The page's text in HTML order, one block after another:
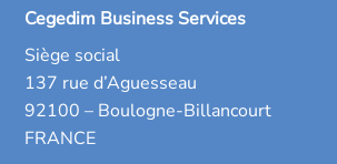
Cegedim Business Services
Siège social
137 rue d’Aguesseau
92100 – Boulogne-Billancourt
FRANCE